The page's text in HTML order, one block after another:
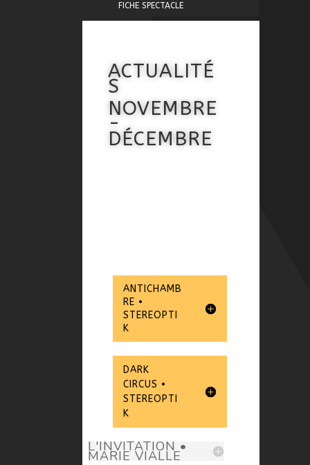
FICHE SPECTACLE
ACTUALITÉ
S
NOVEMBRE
-
DÉCEMBRE
ANTICHAMB
RE •
STEREOPTI
K
DARK
CIRCUS •
STEREOPTI
K
L'INVITATION •
MARIE VIALLE